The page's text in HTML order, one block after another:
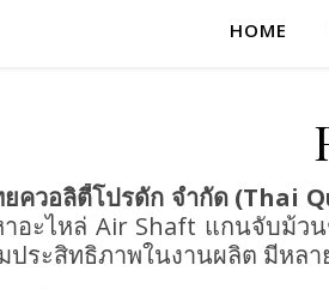
HOME
ควอลิตี้โปรดัก จำกัด (Thai
อะไหล่ Air Shaft แกนจับม้ว
ประสิทธิภาพในงานผลิต มีหล